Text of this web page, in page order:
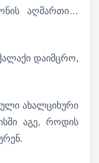
აღმართი…
დაიმცრო,
ახალციხური
აგე, როდის